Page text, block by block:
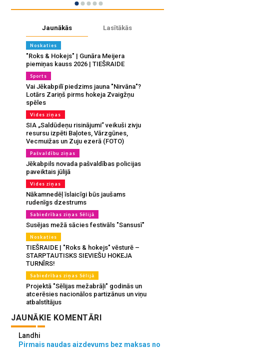
Jaunākās Lasītākās
Noskaties
"Roks & Hokejs" | Gunāra Meijera
piemiņas kauss 2026 | TIEŠRAIDE
Sports
Vai Jēkabpilī piedzims jauna "Nirvāna"?
Lotārs Zariņš pirms hokeja Zvaigžņu
spēles
Vides ziņas
SIA „Saldūdeņu risinājumi” veikuši zivju
resursu izpēti Baļotes, Vārzgūnes,
Vecmuižas un Zuju ezerā (FOTO)
Pašvaldību ziņas
Jēkabpils novada pašvaldības policijas
paveiktais jūlijā
Vides ziņas
Nākamnedēļ īslaicīgi būs jaušams
rudenīgs dzestrums
Sabiedrības ziņas Sēlijā
Susējas mežā sācies festivāls "Sansusī"
Noskaties
TIEŠRAIDE | "Roks & hokejs" vēsturē –
STARPTAUTISKS SIEVIEŠU HOKEJA
TURNĪRS!
Sabiedrības ziņas Sēlijā
Projektā "Sēlijas mežabrāļi" godinās un
atcerēsies nacionālos partizānus un viņu
atbalstītājus
JAUNĀKIE KOMENTĀRI
Landhi
Pirmais naudas aizdevums bez maksas no